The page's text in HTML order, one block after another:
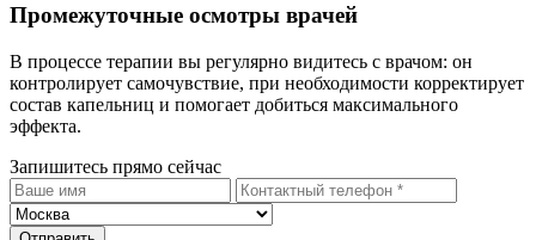
Промежуточные осмотры врачей
В процессе терапии вы регулярно видитесь с врачом: он
контролирует самочувствие, при необходимости корректирует
состав капельниц и помогает добиться максимального
эффекта.
Запишитесь прямо сейчас